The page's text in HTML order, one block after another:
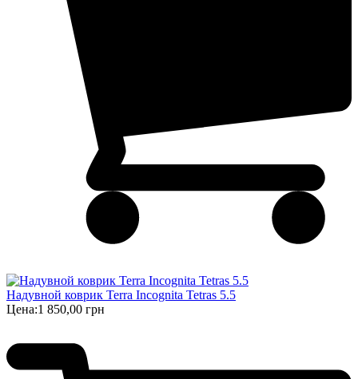
Надувной коврик Terra Incognita Tetras 5.5
Цена:1 850,00 грн